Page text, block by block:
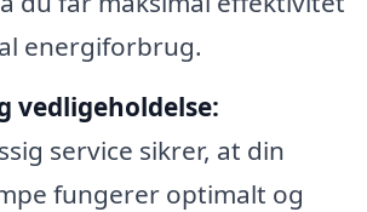
energiforbrug.
vedligeholdelse:
service sikrer, at din
fungerer optimalt og